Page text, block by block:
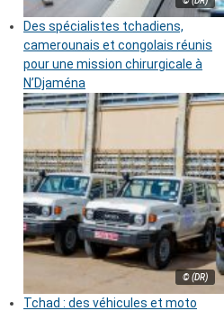
Des spécialistes tchadiens,
camerounais et congolais réunis
pour une mission chirurgicale à
N’Djaména
© (DR)
Tchad : des véhicules et moto